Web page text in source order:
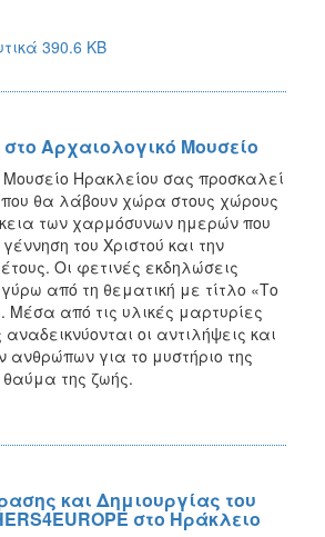
390.6 KB
Αρχαιολογικό Μουσείο
Μουσείο Ηρακλείου σας προσκαλεί
που θα λάβουν χώρα στους χώρους
των χαρμόσυνων ημερών που
του Χριστού και την
Οι φετινές εκδηλώσεις
από τη θεματική με τίτλο «Το
Μέσα από τις υλικές μαρτυρίες
οι αντιλήψεις και
ανθρώπων για το μυστήριο της
θαύμα της ζωής.
και Δημιουργίας του
στο Ηράκλειο